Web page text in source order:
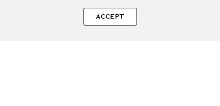
Produse autentice, conforme UE, alese responsabil.
ACCEPT